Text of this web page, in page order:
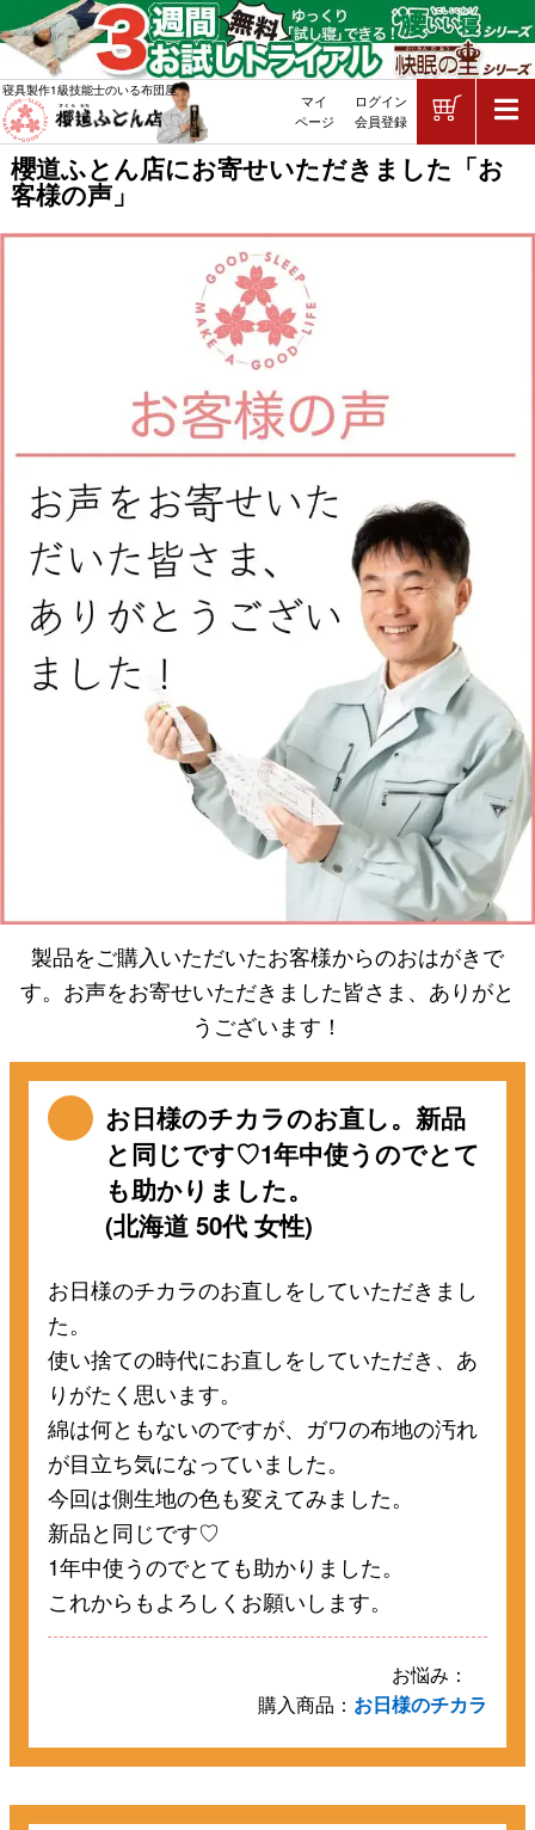
櫻道ふとん店にお寄せいただきました「お
客様の声」
敷布団・掛け布団・羽毛布団・マ
寝具製作1級技能士のいる布団屋
マイ
ページ
ログイン
会員登録
製品をご購入いただいたお客様からのおはがきで
す。お声をお寄せいただきました皆さま、ありがと
うございます！
お日様のチカラのお直し。新品
と同じです♡1年中使うのでとて
も助かりました。
(北海道 50代 女性)
お日様のチカラのお直しをしていただきまし
た。
使い捨ての時代にお直しをしていただき、あ
りがたく思います。
綿は何ともないのですが、ガワの布地の汚れ
が目立ち気になっていました。
今回は側生地の色も変えてみました。
新品と同じです♡
1年中使うのでとても助かりました。
これからもよろしくお願いします。
お悩み：
購入商品： お日様のチカラ